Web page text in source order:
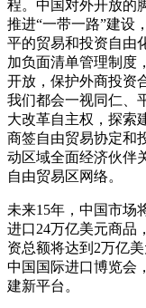
程。中国对外开放的
推进“一带一路”建设
平的贸易和投资自由
加负面清单管理制度
开放，保护外商投资
我们都会一视同仁、
大改革自主权，探索
商签自由贸易协定和
动区域全面经济伙伴
自由贸易区网络。
未来15年，中国市场
进口24万亿美元商品
资总额将达到2万亿
中国国际进口博览会
建新平台。